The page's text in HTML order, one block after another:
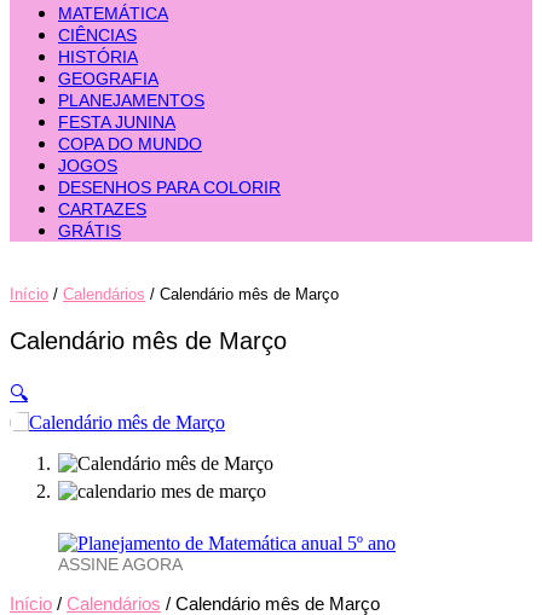
MATEMÁTICA
CIÊNCIAS
HISTÓRIA
GEOGRAFIA
PLANEJAMENTOS
FESTA JUNINA
COPA DO MUNDO
JOGOS
DESENHOS PARA COLORIR
CARTAZES
GRÁTIS
Início / Calendários / Calendário mês de Março
Calendário mês de Março
🔍
ASSINE AGORA
Início / Calendários / Calendário mês de Março